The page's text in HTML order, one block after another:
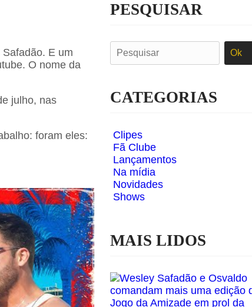
E um
O nome da
julho, nas
foram eles:
PESQUISAR
CATEGORIAS
Clipes
Fã Clube
Lançamentos
Na mídia
Novidades
Shows
MAIS LIDOS